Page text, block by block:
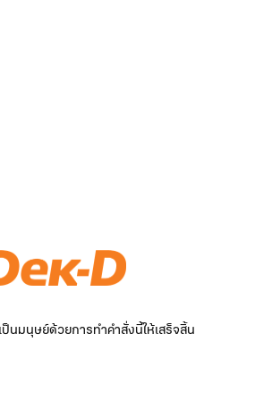
นมนุษย์ด้วยการทำคำสั่งนี้ให้เสร็จสิ้น